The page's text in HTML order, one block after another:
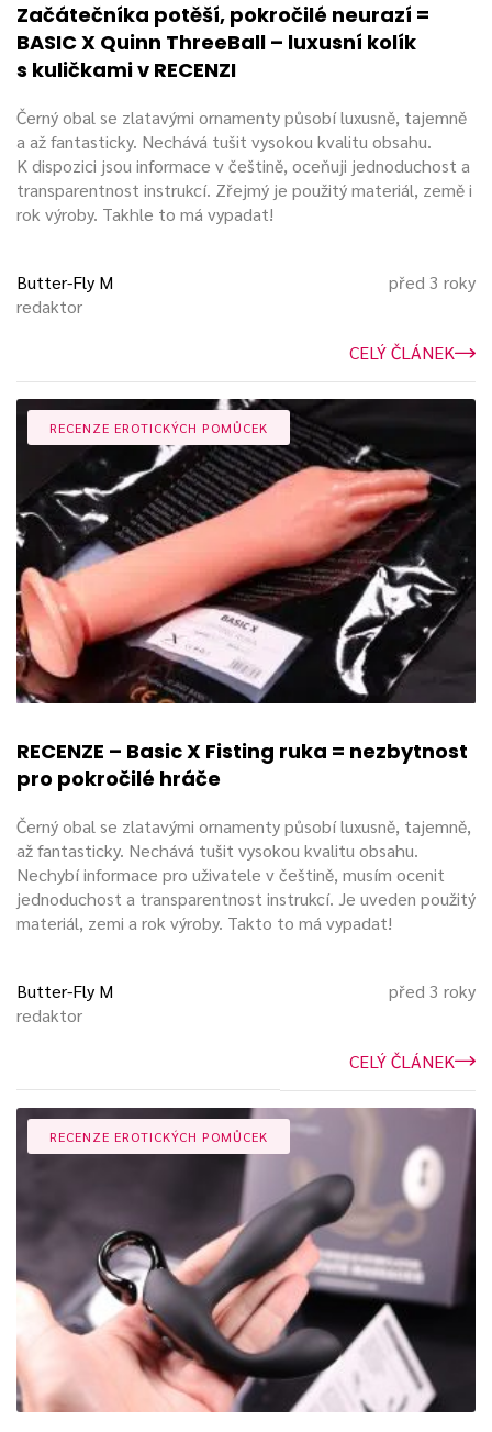
Začátečníka potěší, pokročilé neurazí =
BASIC X Quinn ThreeBall – luxusní kolík
s kuličkami v RECENZI
Černý obal se zlatavými ornamenty působí luxusně, tajemně
a až fantasticky. Nechává tušit vysokou kvalitu obsahu.
K dispozici jsou informace v češtině, oceňuji jednoduchost a
transparentnost instrukcí. Zřejmý je použitý materiál, země i
rok výroby. Takhle to má vypadat!
Butter-Fly M
redaktor
před 3 roky
CELÝ ČLÁNEK
RECENZE EROTICKÝCH POMŮCEK
RECENZE – Basic X Fisting ruka = nezbytnost
pro pokročilé hráče
Černý obal se zlatavými ornamenty působí luxusně, tajemně,
až fantasticky. Nechává tušit vysokou kvalitu obsahu.
Nechybí informace pro uživatele v češtině, musím ocenit
jednoduchost a transparentnost instrukcí. Je uveden použitý
materiál, zemi a rok výroby. Takto to má vypadat!
Butter-Fly M
redaktor
před 3 roky
CELÝ ČLÁNEK
RECENZE EROTICKÝCH POMŮCEK